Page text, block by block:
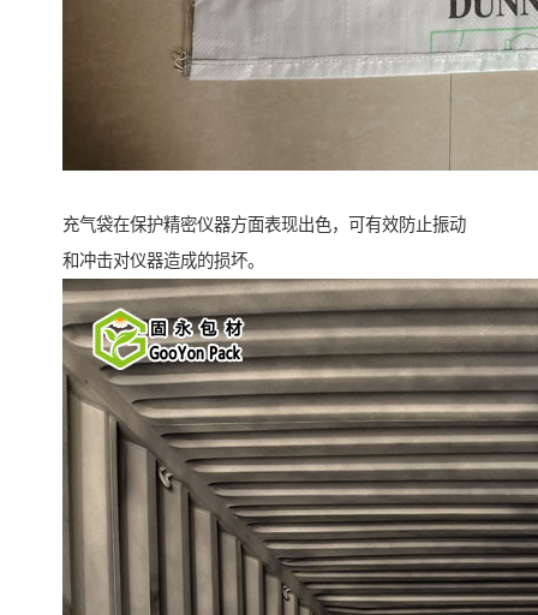
充气袋在保护精密仪器方面表现出色，可有效防止振动
和冲击对仪器造成的损坏。